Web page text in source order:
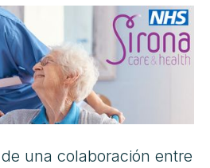
una colaboración entre